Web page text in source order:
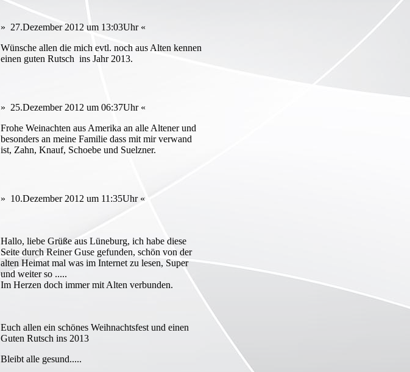
» 27.Dezember 2012 um 13:03Uhr «
Wünsche allen die mich evtl. noch aus Alten kennen
einen guten Rutsch ins Jahr 2013.
» 25.Dezember 2012 um 06:37Uhr «
Frohe Weinachten aus Amerika an alle Altener und
besonders an meine Familie dass mit mir verwand
ist, Zahn, Knauf, Schoebe und Suelzner.
» 10.Dezember 2012 um 11:35Uhr «
Hallo, liebe Grüße aus Lüneburg, ich habe diese
Seite durch Reiner Guse gefunden, schön von der
alten Heimat mal was im Internet zu lesen, Super
und weiter so .....
Im Herzen doch immer mit Alten verbunden.
Euch allen ein schönes Weihnachtsfest und einen
Guten Rutsch ins 2013
Bleibt alle gesund.....